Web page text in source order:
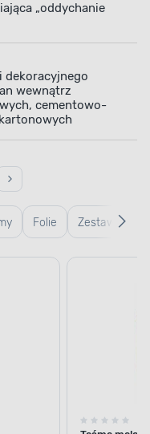
„oddychanie
dekoracyjnego
wewnątrz
cementowo-
Folie Zestawy
malarskie